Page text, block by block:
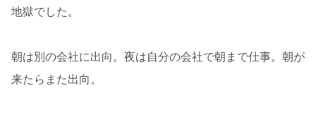
地獄でした。
朝は別の会社に出向。夜は自分の会社で朝まで仕事。朝が
来たらまた出向。